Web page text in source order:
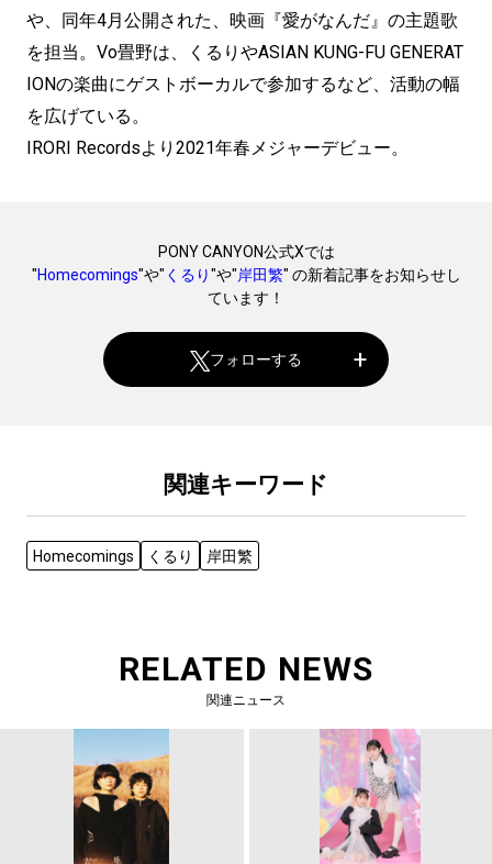
や、同年4月公開された、映画『愛がなんだ』の主題歌
を担当。Vo畳野は、くるりやASIAN KUNG-FU GENERAT
IONの楽曲にゲストボーカルで参加するなど、活動の幅
を広げている。
IRORI Recordsより2021年春メジャーデビュー。
PONY CANYON公式Xでは
"Homecomings"や" くるり"や"岸田繁" の新着記事をお知らせし
ています！
フォローする
関連キーワード
Homecomings くるり 岸田繁
RELATED NEWS
関連ニュース